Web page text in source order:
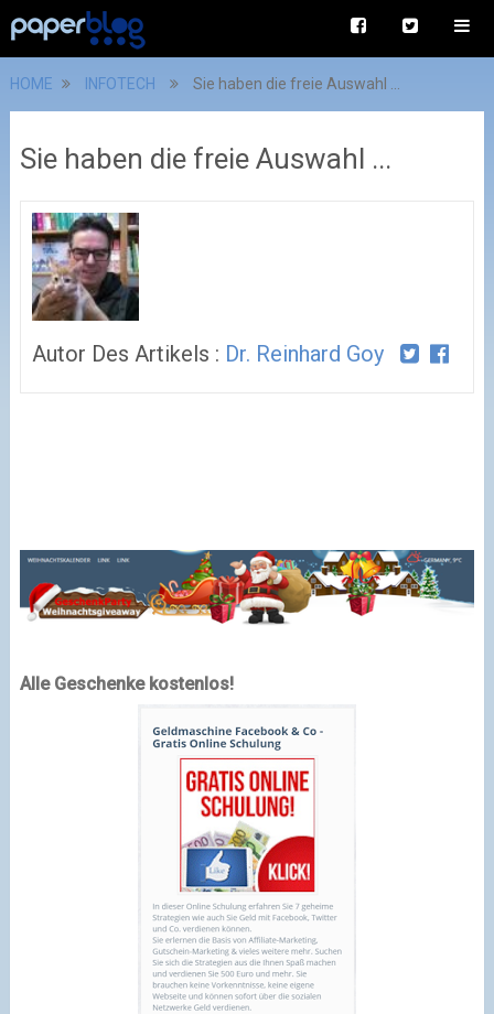
HOME INFOTECH Sie haben die freie Auswahl ...
Sie haben die freie Auswahl ...
Autor Des Artikels : Dr. Reinhard Goy
Alle Geschenke kostenlos!